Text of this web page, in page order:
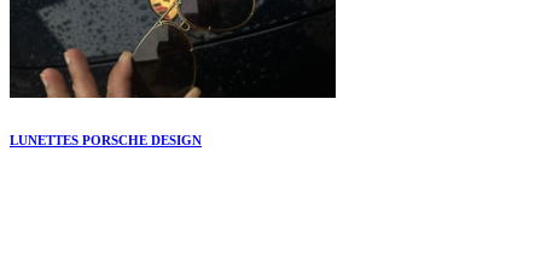
LUNETTES PORSCHE DESIGN